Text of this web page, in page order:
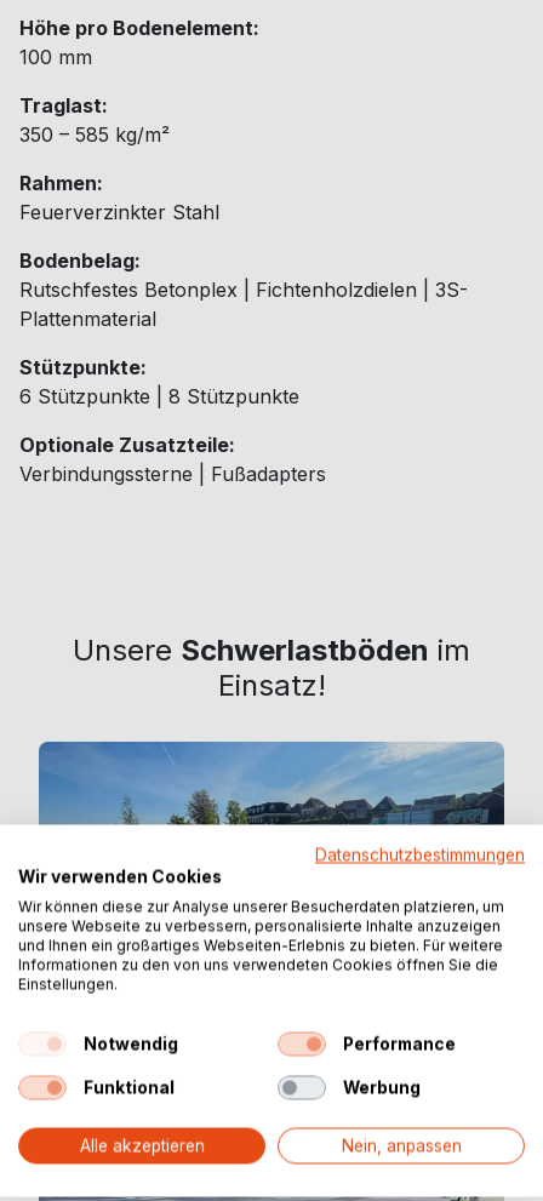
Höhe pro Bodenelement:
100 mm
Traglast:
350 – 585 kg/m²
Rahmen:
Feuerverzinkter Stahl
Bodenbelag:
Rutschfestes Betonplex | Fichtenholzdielen | 3S-
Plattenmaterial
Stützpunkte:
6 Stützpunkte | 8 Stützpunkte
Optionale Zusatzteile:
Verbindungssterne | Fußadapters
Unsere Schwerlastböden im
Einsatz!
Datenschutzbestimmungen
Wir verwenden Cookies
Wir können diese zur Analyse unserer Besucherdaten platzieren, um
unsere Webseite zu verbessern, personalisierte Inhalte anzuzeigen
und Ihnen ein großartiges Webseiten-Erlebnis zu bieten. Für weitere
Informationen zu den von uns verwendeten Cookies öffnen Sie die
Einstellungen.
Notwendig Performance
Funktional Werbung
Alle akzeptieren Nein, anpassen